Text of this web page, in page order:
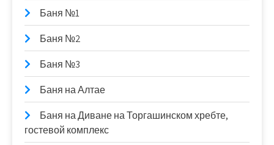
Баня №1
Баня №2
Баня №3
Баня на Алтае
Баня на Диване на Торгашинском хребте,
гостевой комплекс